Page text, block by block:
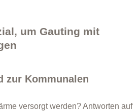
um Gauting mit
zur Kommunalen
versorgt werden? Antworten auf